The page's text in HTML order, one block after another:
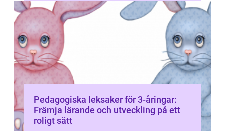
Pedagogiska leksaker för 3-åringar:
Främja lärande och utveckling på ett
roligt sätt